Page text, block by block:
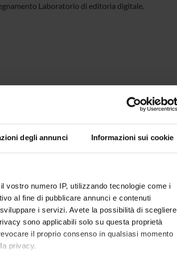
degli annunci Informazioni sui cookie
vostro numero IP, utilizzando tecnologie come i
al fine di pubblicare annunci e contenuti
i servizi. Avete la possibilità di scegliere
sono applicabili solo su questa proprietà
il proprio consenso in qualsiasi momento
privacy.
Laboratorio di editoria digitale.